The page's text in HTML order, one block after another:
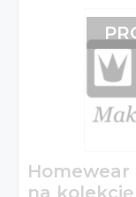
Homewear